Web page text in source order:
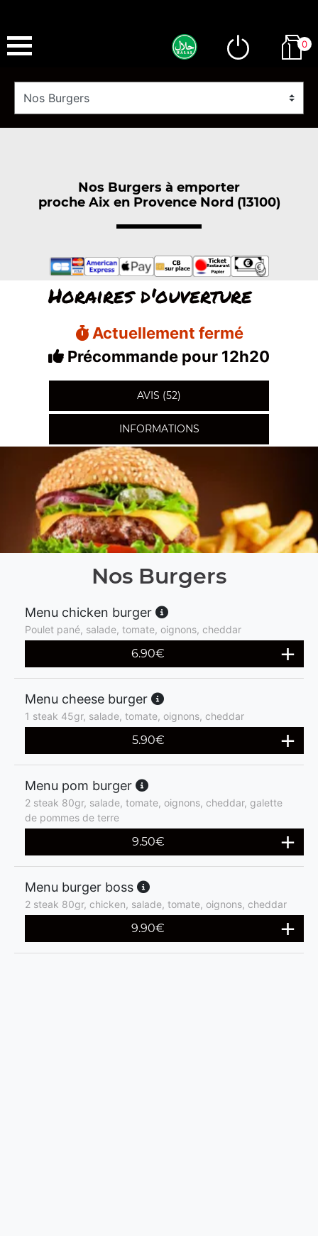
0
Nos Burgers à emporter
proche Aix en Provence Nord (13100)
Horaires d'ouverture
Actuellement fermé
Précommande pour 12h20
AVIS (52)
INFORMATIONS
Nos Burgers
Menu chicken burger
Poulet pané, salade, tomate, oignons, cheddar
6.90€
Menu cheese burger
1 steak 45gr, salade, tomate, oignons, cheddar
5.90€
Menu pom burger
2 steak 80gr, salade, tomate, oignons, cheddar, galette
de pommes de terre
9.50€
Menu burger boss
2 steak 80gr, chicken, salade, tomate, oignons, cheddar
9.90€